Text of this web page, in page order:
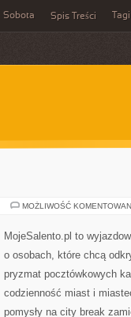
Sobota Spis Treści Tagi
MOŻLIWOŚĆ
MojeSalento.pl to
o osobach, które chcą
pryzmat pocztówkowych
codzienność miast i
pomysły na city break